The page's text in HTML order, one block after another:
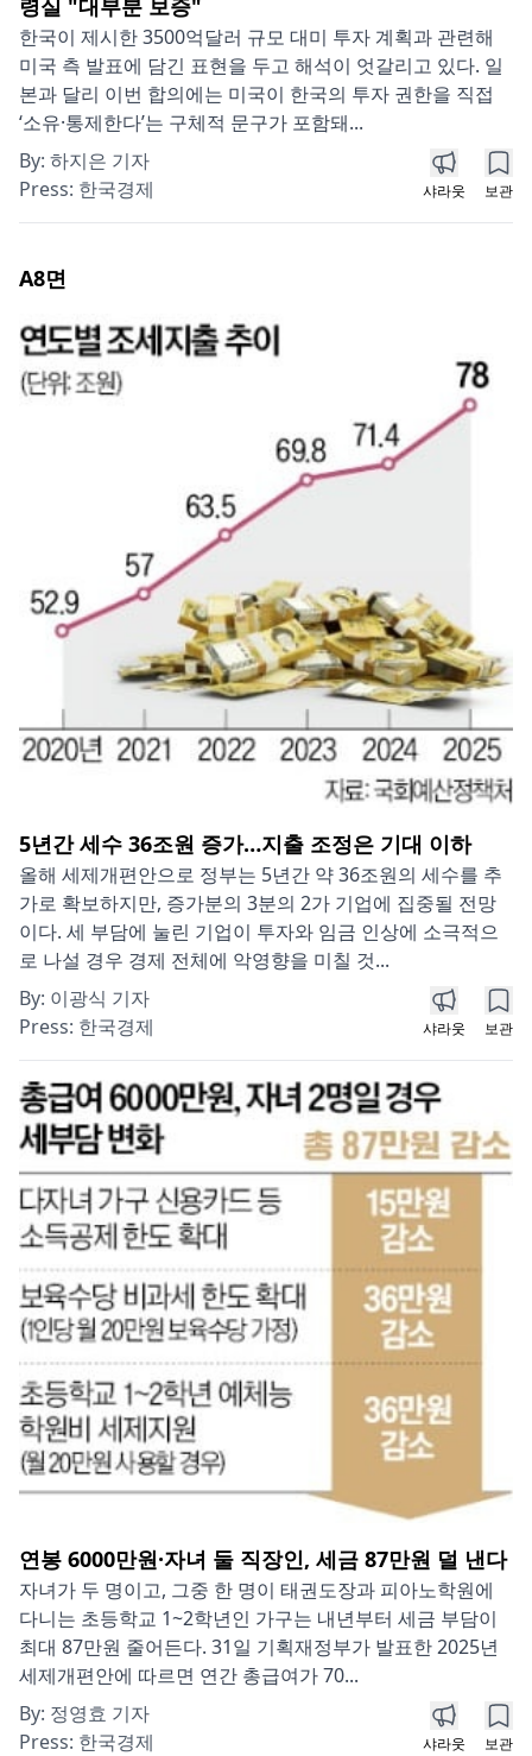
령실 "대부분 보증"
한국이 제시한 3500억달러 규모 대미 투자 계획과 관련해
미국 측 발표에 담긴 표현을 두고 해석이 엇갈리고 있다. 일
본과 달리 이번 합의에는 미국이 한국의 투자 권한을 직접
‘소유·통제한다’는 구체적 문구가 포함돼...
By: 하지은 기자
Press: 한국경제 샤라웃 보관
A8면
5년간 세수 36조원 증가…지출 조정은 기대 이하
올해 세제개편안으로 정부는 5년간 약 36조원의 세수를 추
가로 확보하지만, 증가분의 3분의 2가 기업에 집중될 전망
이다. 세 부담에 눌린 기업이 투자와 임금 인상에 소극적으
로 나설 경우 경제 전체에 악영향을 미칠 것...
By: 이광식 기자
Press: 한국경제 샤라웃 보관
연봉 6000만원·자녀 둘 직장인, 세금 87만원 덜 낸다
자녀가 두 명이고, 그중 한 명이 태권도장과 피아노학원에
다니는 초등학교 1~2학년인 가구는 내년부터 세금 부담이
최대 87만원 줄어든다. 31일 기획재정부가 발표한 2025년
세제개편안에 따르면 연간 총급여가 70...
By: 정영효 기자
Press: 한국경제 샤라웃 보관